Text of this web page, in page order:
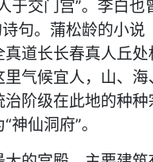
于交门宫”。李白
句。蒲松龄的小
道长长春真人丘处
气候宜人，山、海
阶级在此地的种
仙洞府”。